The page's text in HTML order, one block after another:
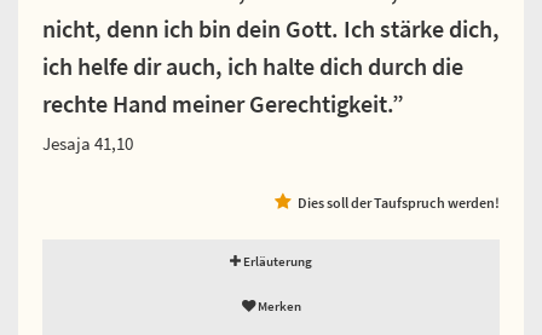
nicht, denn ich bin dein Gott. Ich stärke dich,
ich helfe dir auch, ich halte dich durch die
rechte Hand meiner Gerechtigkeit.”
Jesaja 41,10
Dies soll der Taufspruch werden!
Erläuterung
Merken